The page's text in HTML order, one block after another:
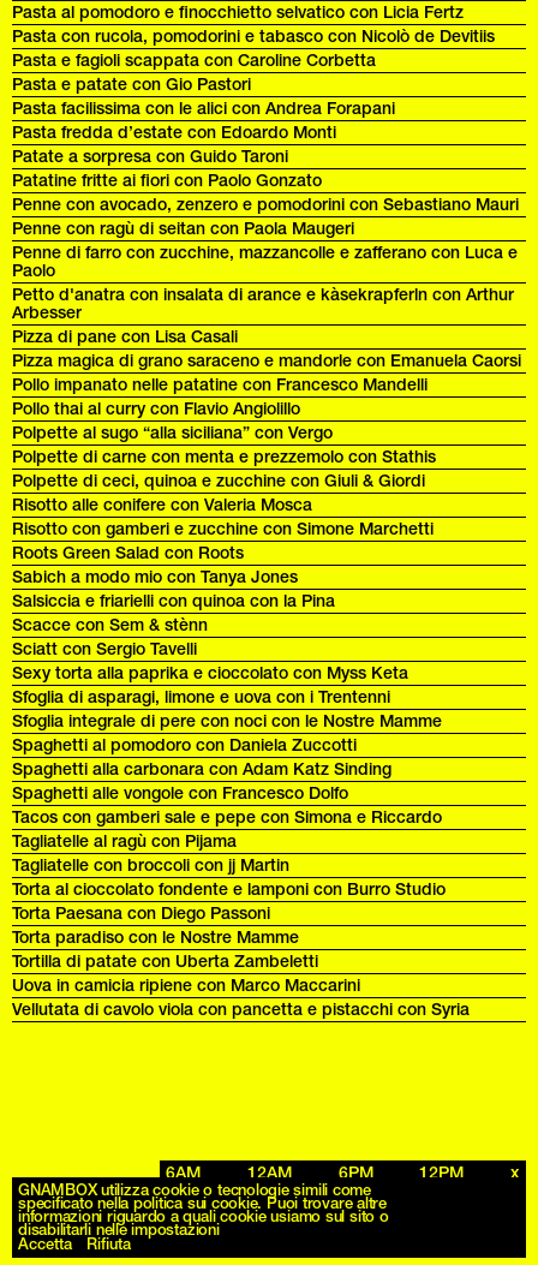
Pasta al pomodoro e finocchietto selvatico con Licia Fertz
Pasta con rucola, pomodorini e tabasco con Nicolò de Devitiis
Pasta e fagioli scappata con Caroline Corbetta
Pasta e patate con Gio Pastori
Pasta facilissima con le alici con Andrea Forapani
Pasta fredda d’estate con Edoardo Monti
Patate a sorpresa con Guido Taroni
Patatine fritte ai fiori con Paolo Gonzato
Penne con avocado, zenzero e pomodorini con Sebastiano Mauri
Penne con ragù di seitan con Paola Maugeri
Penne di farro con zucchine, mazzancolle e zafferano con Luca e
Paolo
Petto d'anatra con insalata di arance e kàsekrapferln con Arthur
Arbesser
Pizza di pane con Lisa Casali
Pizza magica di grano saraceno e mandorle con Emanuela Caorsi
Pollo impanato nelle patatine con Francesco Mandelli
Pollo thai al curry con Flavio Angiolillo
Polpette al sugo “alla siciliana” con Vergo
Polpette di carne con menta e prezzemolo con Stathis
Polpette di ceci, quinoa e zucchine con Giuli & Giordi
Risotto alle conifere con Valeria Mosca
Risotto con gamberi e zucchine con Simone Marchetti
Roots Green Salad con Roots
Sabich a modo mio con Tanya Jones
Salsiccia e friarielli con quinoa con la Pina
Scacce con Sem & stènn
Sciatt con Sergio Tavelli
Sexy torta alla paprika e cioccolato con Myss Keta
Sfoglia di asparagi, limone e uova con i Trentenni
Sfoglia integrale di pere con noci con le Nostre Mamme
Spaghetti al pomodoro con Daniela Zuccotti
Spaghetti alla carbonara con Adam Katz Sinding
Spaghetti alle vongole con Francesco Dolfo
Tacos con gamberi sale e pepe con Simona e Riccardo
Tagliatelle al ragù con Pijama
Tagliatelle con broccoli con jj Martin
Torta al cioccolato fondente e lamponi con Burro Studio
Torta Paesana con Diego Passoni
Torta paradiso con le Nostre Mamme
Tortilla di patate con Uberta Zambeletti
Uova in camicia ripiene con Marco Maccarini
Vellutata di cavolo viola con pancetta e pistacchi con Syria
Archives
6AM 12AM 6PM 12PM x
GNAMBOX utilizza cookie o tecnologie simili come
specificato nella politica sui cookie. Puoi trovare altre
informazioni riguardo a quali cookie usiamo sul sito o
disabilitarli nelle impostazioni
Accetta Rifiuta